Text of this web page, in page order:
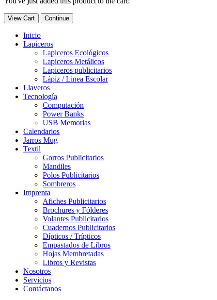
View Cart Continue
Inicio
Lapiceros
Lapiceros Ecológicos
Lapiceros Metálicos
Lapiceros publicitarios
Lápiz / Linea Escolar
Llaveros
Tecnología
Computación
Power Banks
USB Memorias
Calendarios
Jarros Mug
Textil
Gorros Publicitarios
Mandiles
Polos Publicitarios
Sombreros
Imprenta
Afiches Publicitarios
Brochures y Fólderes
Volantes Publicitarios
Cuadernos Publicitarios
Dípticos / Trípticos
Empastados de Libros
Hojas Membretadas
Libros y Revistas
Nosotros
Servicios
Contáctanos